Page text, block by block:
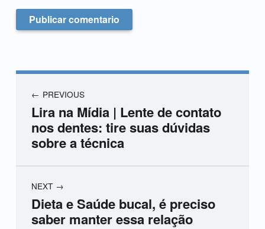
PREVIOUS
Lira na Mídia | Lente de contato
nos dentes: tire suas dúvidas
sobre a técnica
NEXT
Dieta e Saúde bucal, é preciso
saber manter essa relação